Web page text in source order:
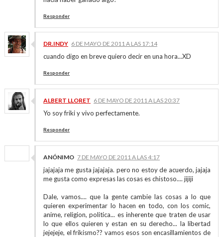
Responder
DR.INDY 6 DE MAYO DE 2011 A LAS 17:14
cuando digo en breve quiero decir en una hora...XD
Responder
ALBERT LLORET 6 DE MAYO DE 2011 A LAS 20:37
Yo soy friki y vivo perfectamente.
Responder
ANÓNIMO 7 DE MAYO DE 2011 A LAS 4:17
jajajaja me gusta jajajaja. pero no estoy de acuerdo, jajaja
me gusta como expresas las cosas es chistoso.... jijiji
Dale, vamos.... que la gente cambie las cosas a lo que
quieren experimentar lo hacen en todo, con los comic,
anime, religion, politica... es inherente que traten de usar
lo que ellos quieren y estan en su derecho... la libertad
jejejeje, el frikismo?? vamos esos son encasillamientos de